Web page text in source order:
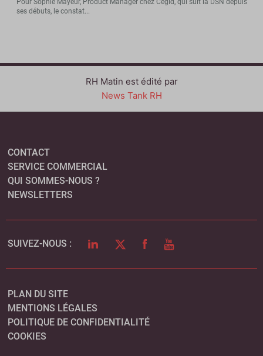
Pour Sophie Mayeur, Product Manager chez Cegid, qui suit la DSN depuis
ses débuts, le constat...
RH Matin est édité par
News Tank RH
CONTACT
SERVICE COMMERCIAL
QUI SOMMES-NOUS ?
NEWSLETTERS
SUIVEZ-NOUS : LINKEDINTWITTERFACEBOOK
YOUTUBE
PLAN DU SITE
MENTIONS LÉGALES
POLITIQUE DE CONFIDENTIALITÉ
COOKIES